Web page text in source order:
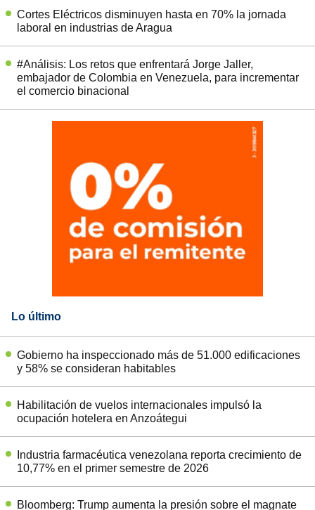
Cortes Eléctricos disminuyen hasta en 70% la jornada
laboral en industrias de Aragua
#Análisis: Los retos que enfrentará Jorge Jaller,
embajador de Colombia en Venezuela, para incrementar
el comercio binacional
Lo último
Gobierno ha inspeccionado más de 51.000 edificaciones
y 58% se consideran habitables
Habilitación de vuelos internacionales impulsó la
ocupación hotelera en Anzoátegui
Industria farmacéutica venezolana reporta crecimiento de
10,77% en el primer semestre de 2026
Bloomberg: Trump aumenta la presión sobre el magnate